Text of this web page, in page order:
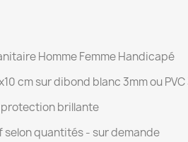
Homme Femme Handicapé
cm sur dibond blanc 3mm ou PVC
brillante
selon quantités - sur demande